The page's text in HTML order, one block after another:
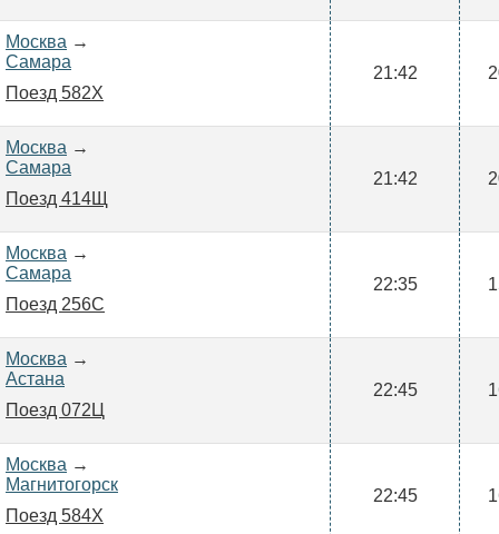
Москва →
Самара
Поезд 582Х
21:42
Москва →
Самара
Поезд 414Щ
21:42
Москва →
Самара
Поезд 256С
22:35
Москва →
Астана
Поезд 072Ц
22:45
Москва →
Магнитогорск
Поезд 584Х
22:45